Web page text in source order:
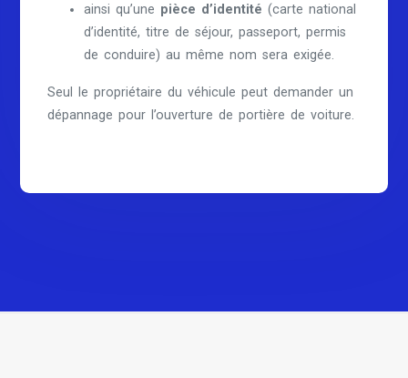
ainsi qu’une pièce d’identité (carte national
d’identité, titre de séjour, passeport, permis
de conduire) au même nom sera exigée.
Seul le propriétaire du véhicule peut demander un
dépannage pour l’ouverture de portière de voiture.